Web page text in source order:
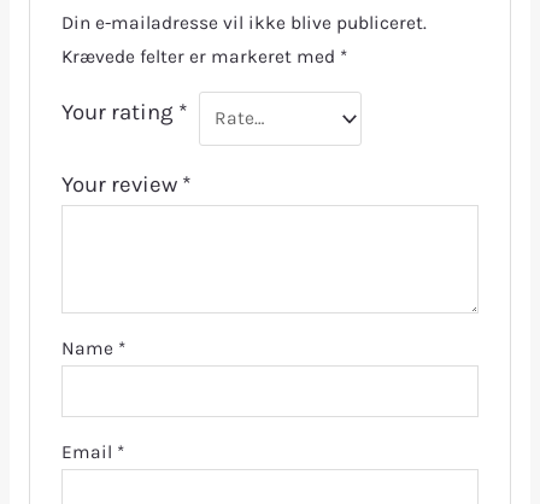
Din e-mailadresse vil ikke blive publiceret.
Krævede felter er markeret med *
Your rating *
Your review *
Name *
Email *